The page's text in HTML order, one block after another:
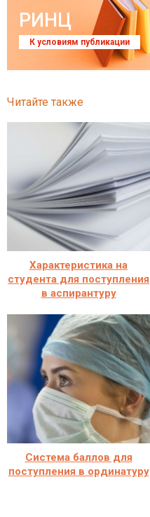
РИНЦ
К условиям публикации
Читайте также
Характеристика на
студента для поступления
в аспирантуру
Система баллов для
поступления в ординатуру